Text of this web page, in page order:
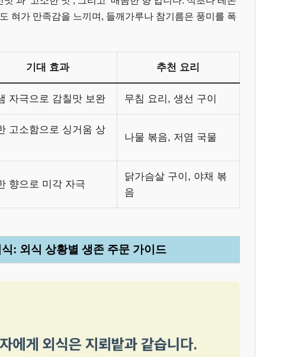
혀가 만족감을 느끼며, 들깨가루나 참기름은 풍미를 폭
기대 효과 추천 요리
자극으로 감칠맛 보완 무침 요리, 생선 구이
고소함으로 싱거움 상
나물 볶음, 저염 국물
향으로 미각 자극
닭가슴살 구이, 야채 볶
음
: 외식 상황별 생존 주문 가이드